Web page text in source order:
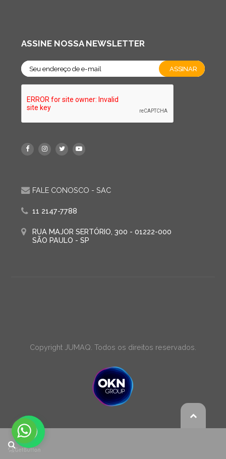
ASSINE NOSSA NEWSLETTER
FALE CONOSCO - SAC
11 2147-7788
RUA MAJOR SERTÓRIO, 300 - 01222-000
SÃO PAULO - SP
Copyright JUMAQ. Todos os direitos reservados.